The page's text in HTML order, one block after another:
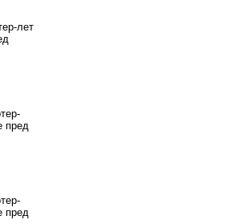
лет
пред
пред